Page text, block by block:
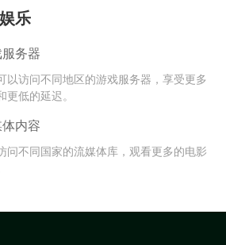
乐
务器
以访问不同地区的游戏服务器，享受更多
更低的延迟。
内容
问不同国家的流媒体库，观看更多的电影